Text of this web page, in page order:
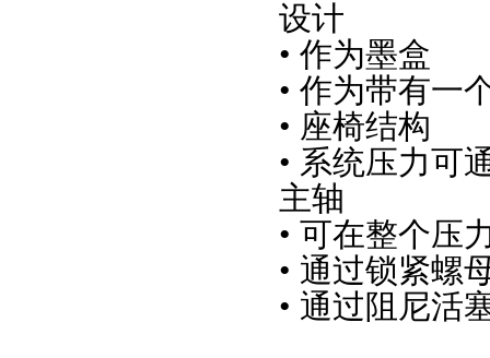
设计
• 作为墨盒
• 作为带有一
• 座椅结构
• 系统压力可
主轴
• 可在整个压
• 通过锁紧螺
• 通过阻尼活